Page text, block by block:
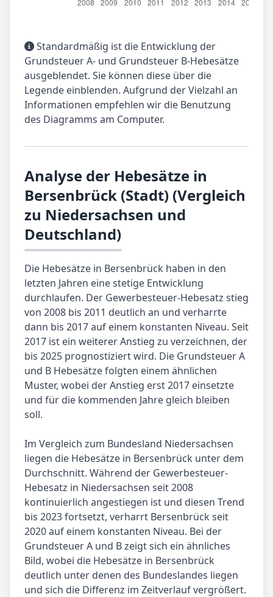
Standardmäßig ist die Entwicklung der
Grundsteuer A- und Grundsteuer B-Hebesätze
ausgeblendet. Sie können diese über die
Legende einblenden. Aufgrund der Vielzahl an
Informationen empfehlen wir die Benutzung
des Diagramms am Computer.
Analyse der Hebesätze in
Bersenbrück (Stadt) (Vergleich
zu Niedersachsen und
Deutschland)
Die Hebesätze in Bersenbrück haben in den
letzten Jahren eine stetige Entwicklung
durchlaufen. Der Gewerbesteuer-Hebesatz stieg
von 2008 bis 2011 deutlich an und verharrte
dann bis 2017 auf einem konstanten Niveau. Seit
2017 ist ein weiterer Anstieg zu verzeichnen, der
bis 2025 prognostiziert wird. Die Grundsteuer A
und B Hebesätze folgten einem ähnlichen
Muster, wobei der Anstieg erst 2017 einsetzte
und für die kommenden Jahre gleich bleiben
soll.
Im Vergleich zum Bundesland Niedersachsen
liegen die Hebesätze in Bersenbrück unter dem
Durchschnitt. Während der Gewerbesteuer-
Hebesatz in Niedersachsen seit 2008
kontinuierlich angestiegen ist und diesen Trend
bis 2023 fortsetzt, verharrt Bersenbrück seit
2020 auf einem konstanten Niveau. Bei der
Grundsteuer A und B zeigt sich ein ähnliches
Bild, wobei die Hebesätze in Bersenbrück
deutlich unter denen des Bundeslandes liegen
und sich die Differenz im Zeitverlauf vergrößert.